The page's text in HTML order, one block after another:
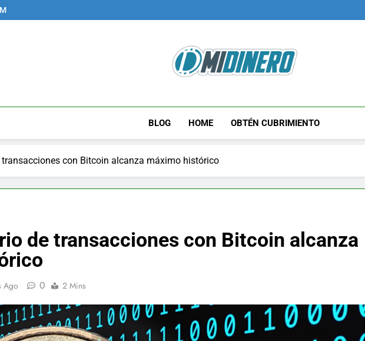
Midinero.co
BLOG HOME OBTÉN CUBRIMIENTO
con Bitcoin alcanza máximo histórico
de transacciones con Bitcoin alcanza
Ago 0 2 Mins